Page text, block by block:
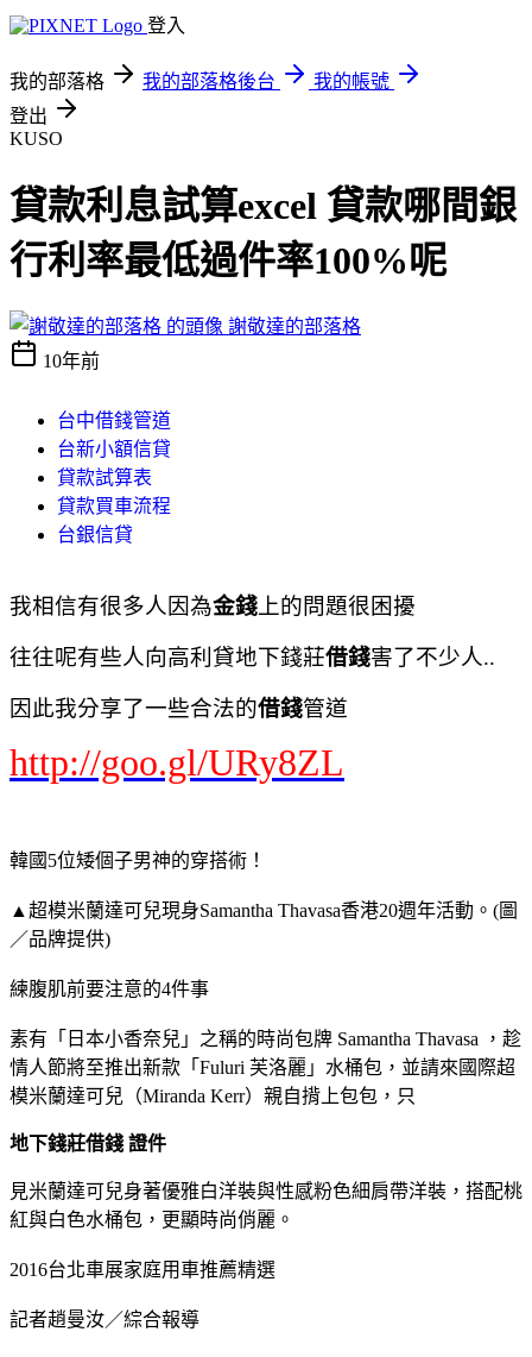
登入
我的部落格 我的部落格後台
我的帳號
登出
KUSO
貸款利息試算excel 貸款哪間銀
行利率最低過件率100%呢
謝敬達的部落格
10年前
台中借錢管道
台新小額信貸
貸款試算表
貸款買車流程
台銀信貸
我相信有很多人因為金錢 上的問題很困擾
往往呢有些人向高利貸地下錢莊借錢害了不少人..
因此我分享了一些合法的借錢管道
http://goo.gl/URy8ZL
韓國5位矮個子男神的穿搭術！
▲超模米蘭達可兒現身Samantha Thavasa香港20週年活動。(圖
／品牌提供)
練腹肌前要注意的4件事
素有「日本小香奈兒」之稱的時尚包牌 Samantha Thavasa ，趁
情人節將至推出新款「Fuluri 芙洛麗」水桶包，並請來國際超
模米蘭達可兒（Miranda Kerr）親自揹上包包，只
地下錢莊借錢 證件
見米蘭達可兒身著優雅白洋裝與性感粉色細肩帶洋裝，搭配桃
紅與白色水桶包，更顯時尚俏麗。
2016台北車展家庭用車推薦精選
記者趙曼汝／綜合報導